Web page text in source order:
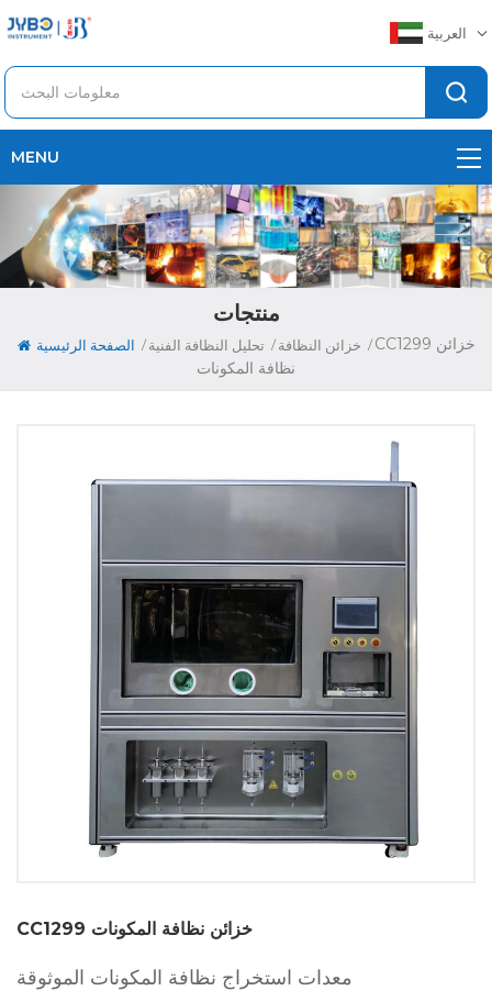
العربية
MENU
منتجات
الصفحة الرئيسية / تحليل النظافة الفنية / خزائن النظافة / CC1299 خزائن
نظافة المكونات
CC1299 خزائن نظافة المكونات
معدات استخراج نظافة المكونات الموثوقة